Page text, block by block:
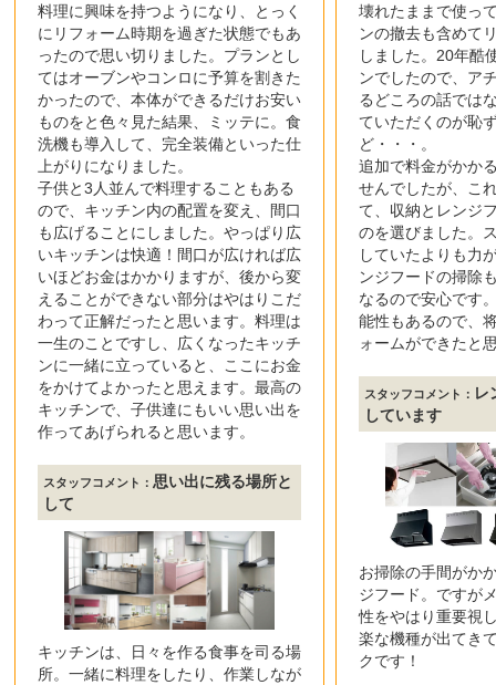
料理に興味を持つようになり、とっく
にリフォーム時期を過ぎた状態でもあ
ったので思い切りました。プランとし
てはオーブンやコンロに予算を割きた
かったので、本体ができるだけお安い
ものをと色々見た結果、ミッテに。食
洗機も導入して、完全装備といった仕
上がりになりました。
子供と3人並んで料理することもある
ので、キッチン内の配置を変え、間口
も広げることにしました。やっぱり広
いキッチンは快適！間口が広ければ広
いほどお金はかかりますが、後から変
えることができない部分はやはりこだ
わって正解だったと思います。料理は
一生のことですし、広くなったキッチ
ンに一緒に立っていると、ここにお金
をかけてよかったと思えます。最高の
キッチンで、子供達にもいい思い出を
作ってあげられると思います。
スタッフコメント： 思い出に残る場所と
して
キッチンは、日々を作る食事を司る場
所。一緒に料理をしたり、作業しなが
壊れたままで使っ
ンの撤去も含めて
しました。20年酷
ンでしたので、ア
るどころの話では
ていただくのが恥
ど・・・。
追加で料金がかか
せんでしたが、こ
て、収納とレンジ
のを選びました。
していたよりも力
ンジフードの掃除
なるので安心です
能性もあるので、
ォームができたと
スタッフコメント： レ
しています
お掃除の手間がか
ジフード。ですが
性をやはり重要視
楽な機種が出てき
クです！